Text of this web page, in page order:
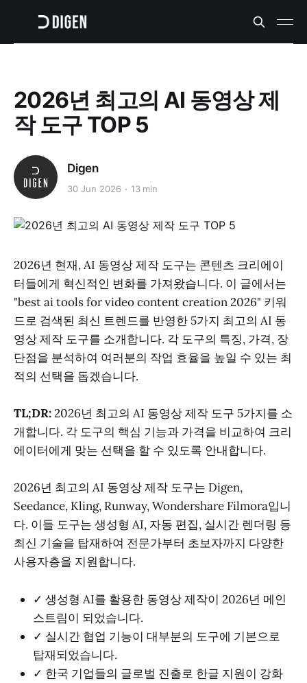
2026년 최고의 AI 동영상 제
작 도구 TOP 5
Digen
30 Jun 2026 13 min
2026년 현재, AI 동영상 제작 도구는 콘텐츠 크리에이
터들에게 혁신적인 변화를 가져왔습니다. 이 글에서는
"best ai tools for video content creation 2026" 키워
드로 검색된 최신 트렌드를 반영한 5가지 최고의 AI 동
영상 제작 도구를 소개합니다. 각 도구의 특징, 가격, 장
단점을 분석하여 여러분의 작업 효율을 높일 수 있는 최
적의 선택을 돕겠습니다.
TL;DR:2026년 최고의 AI 동영상 제작 도구 5가지를 소
개합니다. 각 도구의 핵심 기능과 가격을 비교하여 크리
에이터에게 맞는 선택을 할 수 있도록 안내합니다.
2026년 최고의 AI 동영상 제작 도구는 Digen,
Seedance, Kling, Runway, Wondershare Filmora입니
다. 이들 도구는 생성형 AI, 자동 편집, 실시간 렌더링 등
최신 기술을 탑재하여 전문가부터 초보자까지 다양한
사용자층을 지원합니다.
✓ 생성형 AI를 활용한 동영상 제작이 2026년 메인
스트림이 되었습니다.
✓ 실시간 협업 기능이 대부분의 도구에 기본으로
탑재되었습니다.
✓ 한국 기업들의 글로벌 진출로 한글 지원이 강화